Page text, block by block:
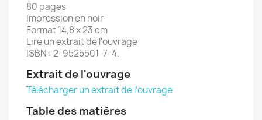
80 pages
Impression en noir
Format 14,8 x 23 cm
Lire un extrait de l'ouvrage
ISBN : 2-9525501-7-4.
Extrait de l'ouvrage
Télécharger un extrait de l'ouvrage
Table des matières